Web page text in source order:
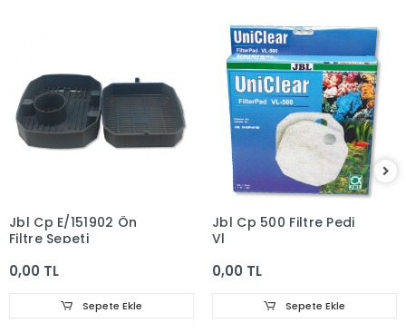
Jbl Cp E/151902 Ön
Filtre Sepeti
0,00 TL
Sepete Ekle
Jbl Cp 500 Filtre Pedi
Vl
0,00 TL
Sepete Ekle